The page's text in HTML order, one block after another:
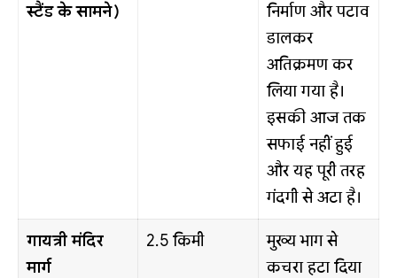
स्टैंड के सामने)
निर्माण और पटाव
डालकर
अतिक्रमण कर
लिया गया है।
इसकी आज तक
सफाई नहीं हुई
और यह पूरी तरह
गंदगी से अटा है।
गायत्री मंदिर
मार्ग
2.5 किमी
मुख्य भाग से
कचरा हटा दिया